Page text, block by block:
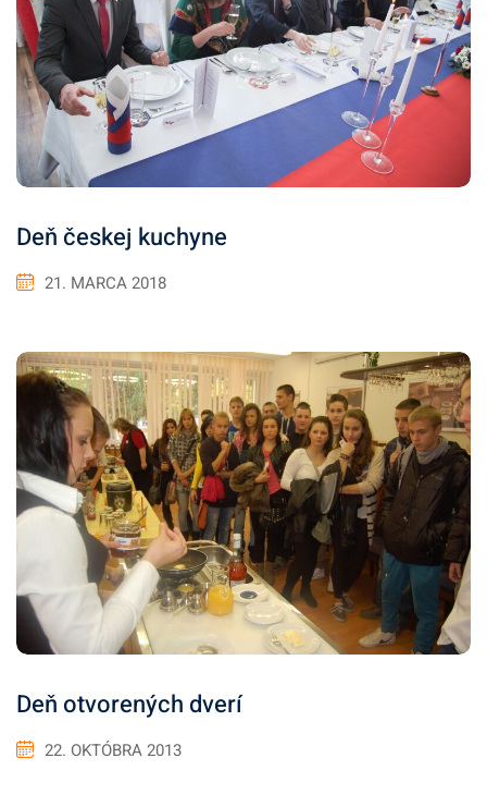
Deň českej kuchyne
21. MARCA 2018
Deň otvorených dverí
22. OKTÓBRA 2013